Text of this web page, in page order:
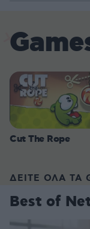
Cut The Rope
ΔΕΙΤΕ ΟΛΑ ΤΑ
Best of